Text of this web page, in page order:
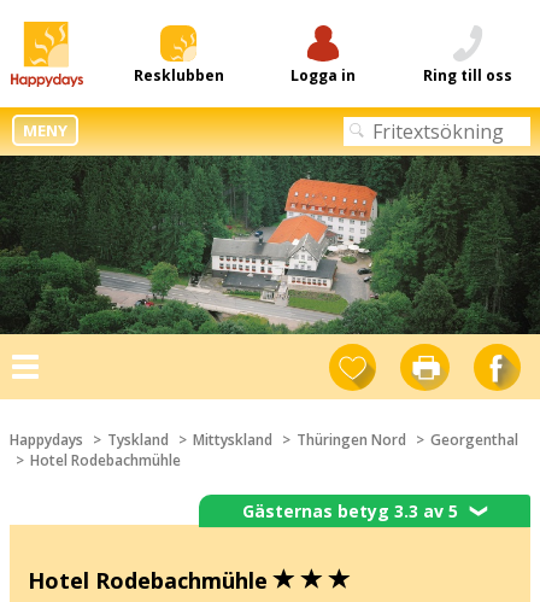
Resklubben Logga in Ring till oss
MENY
Toggle
navigation
Happydays Tyskland Mittyskland Thüringen Nord
Georgenthal
Hotel Rodebachmühle
Gästernas betyg 3.3 av 5❯
Hotel Rodebachmühle